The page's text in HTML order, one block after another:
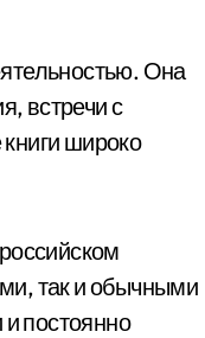
Она
встречи с
широко
так и обычными
постоянно